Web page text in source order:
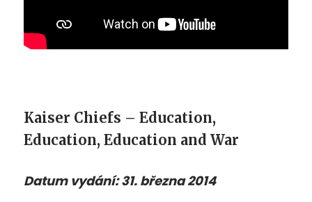
Kaiser Chiefs – Education,
Education, Education and War
Datum vydání: 31. března 2014